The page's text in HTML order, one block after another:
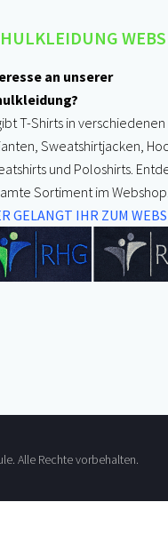
an unserer
T-Shirts in verschiedenen
Sweatshirtjacken,
und Poloshirts.
Sortiment im
GELANGT IHR ZUM
Alle Rechte vorbehalten.